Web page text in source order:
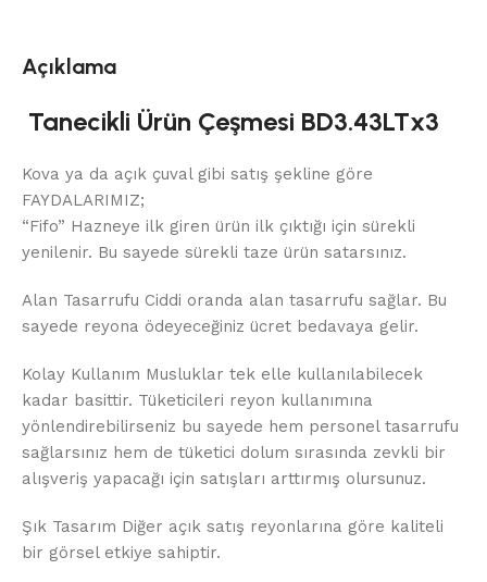
Açıklama
Tanecikli Ürün Çeşmesi BD3.43LTx3
Kova ya da açık çuval gibi satış şekline göre
FAYDALARIMIZ;
“Fifo” Hazneye ilk giren ürün ilk çıktığı için sürekli
yenilenir. Bu sayede sürekli taze ürün satarsınız.
Alan Tasarrufu Ciddi oranda alan tasarrufu sağlar. Bu
sayede reyona ödeyeceğiniz ücret bedavaya gelir.
Kolay Kullanım Musluklar tek elle kullanılabilecek
kadar basittir. Tüketicileri reyon kullanımına
yönlendirebilirseniz bu sayede hem personel tasarrufu
sağlarsınız hem de tüketici dolum sırasında zevkli bir
alışveriş yapacağı için satışları arttırmış olursunuz.
Şık Tasarım Diğer açık satış reyonlarına göre kaliteli
bir görsel etkiye sahiptir.